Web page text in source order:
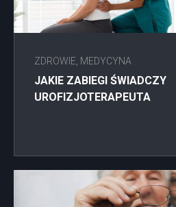
ZDROWIE, MEDYCYNA
JAKIE ZABIEGI ŚWIADCZY
UROFIZJOTERAPEUTA